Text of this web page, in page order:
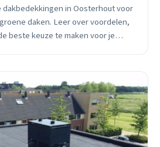
in Oosterhout voor
daken. Leer over voordelen,
beste keuze te maken voor je